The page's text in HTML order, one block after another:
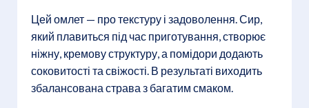
Цей омлет — про текстуру і задоволення. Сир,
який плавиться під час приготування, створює
ніжну, кремову структуру, а помідори додають
соковитості та свіжості. В результаті виходить
збалансована страва з багатим смаком.